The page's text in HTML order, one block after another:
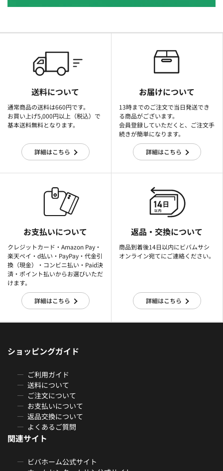
送料について
通常商品の送料は660円です。
お買い上げ5,000円以上（税込）で
基本送料無料となります。
詳細はこちら
お届けについて
13時までのご注文で当日発送でき
る商品がございます。
会員登録していただくと、ご注文手
続きが簡単になります。
詳細はこちら
お支払いについて
クレジットカード・Amazon Pay・
楽天ぺイ・d払い・PayPay・代金引
換（現金）・コンビニ払い・Paid決
済・ポイント払いからお選びいただ
けます。
詳細はこちら
返品・交換について
商品到着後14日以内にビバムサシ
オンライン宛てにご連絡ください。
詳細はこちら
ショッピングガイド
ご利用ガイド
送料について
ご注文について
お支払いについて
返品交換について
よくあるご質問
関連サイト
ビバホーム公式サイト